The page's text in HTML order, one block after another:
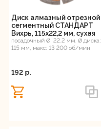
Диск алмазный отрезной
сегментный СТАНДАРТ
Вихрь, 115х22,2 мм, сухая
резка
посадочный Ø: 22.2 мм, Ø диска:
115 мм, макс: 13 200 об/мин
192 p.